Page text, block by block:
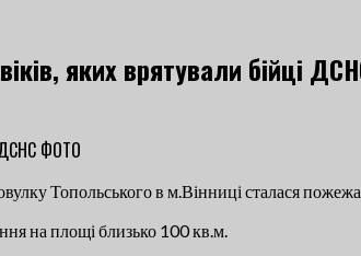
яких врятували бійці
Топольського в м.Вінниці сталася
на площі близько 100 кв.м.